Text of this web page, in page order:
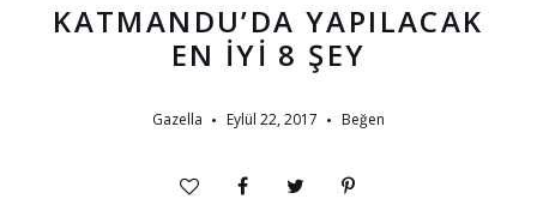
KATMANDU’DA YAPILACAK
EN İYI 8 ŞEY
Gazella Eylül 22, 2017 Beğen